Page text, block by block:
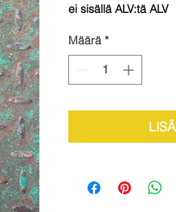
ei sisällä ALV:tä ALV
Määrä *